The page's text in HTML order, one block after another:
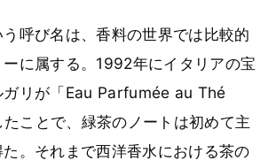
呼び名は、香料の世界では比較的
に属する。1992年にイタリアの宝
ガリが「Eau Parfumée au Thé
ことで、緑茶のノートは初めて主
。それまで西洋香水における茶の